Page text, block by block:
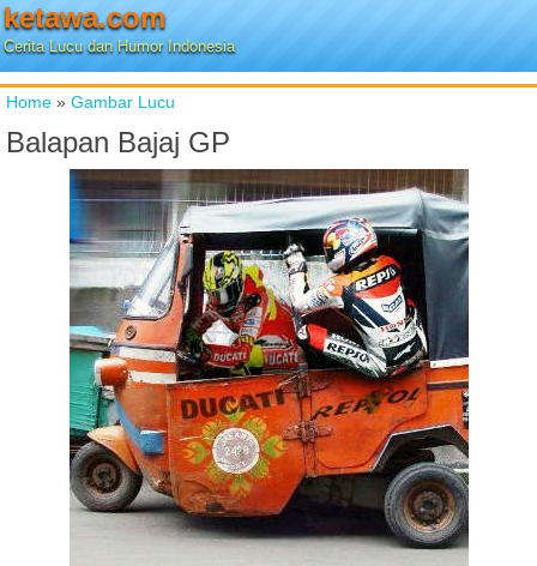
ketawa.com
Cerita Lucu dan Humor Indonesia
Home » Gambar Lucu
Balapan Bajaj GP